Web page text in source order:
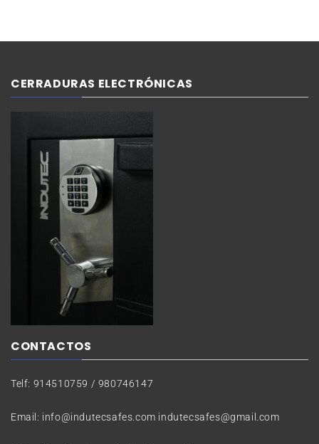
CERRADURAS ELECTRÓNICAS
CONTACTOS
Telf: 914510759 / 980746147
Email: info@indutecsafes.com indutecsafes@gmail.com